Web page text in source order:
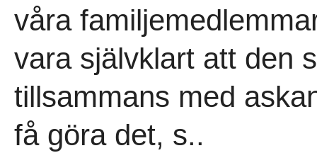
våra
vara självklart att den
tillsammans med
få göra det, s..